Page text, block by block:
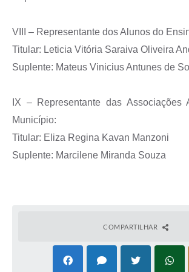
VIII – Representante dos Alunos do
Titular: Leticia Vitória Saraiva Oliveira
Suplente: Mateus Vinicius Antunes de
IX – Representante das Associações
Município:
Titular: Eliza Regina Kavan Manzoni
Suplente: Marcilene Miranda Souza
COMPARTILHAR